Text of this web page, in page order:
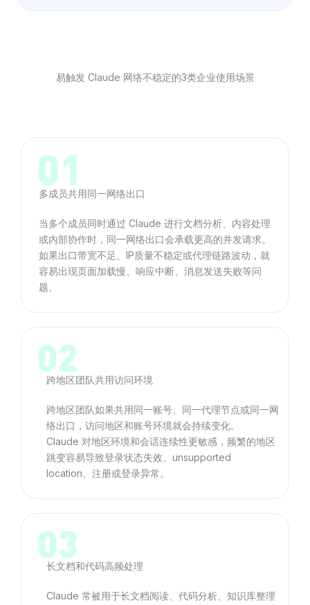
易触发 Claude 网络不稳定的3类企业使用场景
多成员共用同一网络出口
当多个成员同时通过 Claude 进行文档分析、内容处理
或内部协作时，同一网络出口会承载更高的并发请求。
如果出口带宽不足、IP质量不稳定或代理链路波动，就
容易出现页面加载慢、响应中断、消息发送失败等问
题。
跨地区团队共用访问环境
跨地区团队如果共用同一账号、同一代理节点或同一网
络出口，访问地区和账号环境就会持续变化。
Claude 对地区环境和会话连续性更敏感，频繁的地区
跳变容易导致登录状态失效、unsupported
location、注册或登录异常。
长文档和代码高频处理
Claude 常被用于长文档阅读、代码分析、知识库整理